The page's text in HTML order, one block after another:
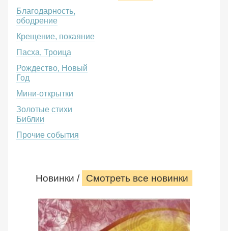
Благодарность,
ободрение
Крещение, покаяние
Пасха, Троица
Рождество, Новый
Год
Мини-открытки
Золотые стихи
Библии
Прочие события
Новинки / Смотреть все новинки
Красива